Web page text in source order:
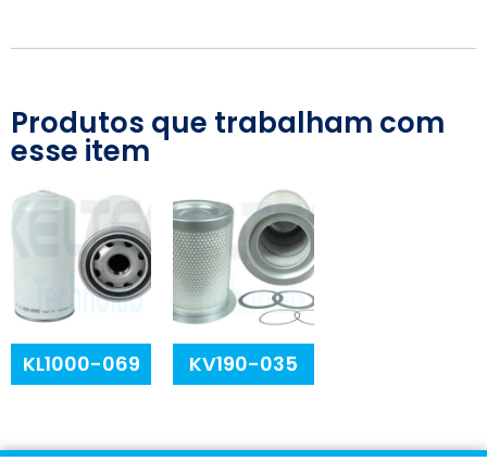
Produtos que trabalham com
esse item
KL1000-069 KV190-035